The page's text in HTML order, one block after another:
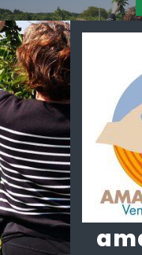
Skip
to
content